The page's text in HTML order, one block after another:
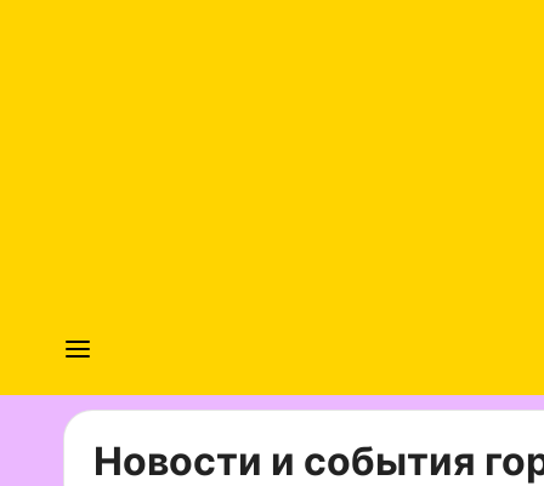
Новости и события